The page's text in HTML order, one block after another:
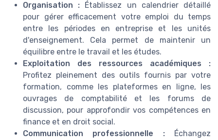
Organisation : Établissez un calendrier détaillé
pour gérer efficacement votre emploi du temps
entre les périodes en entreprise et les unités
d'enseignement. Cela permet de maintenir un
équilibre entre le travail et les études.
Exploitation des ressources académiques :
Profitez pleinement des outils fournis par votre
formation, comme les plateformes en ligne, les
ouvrages de comptabilité et les forums de
discussion, pour approfondir vos compétences en
finance et en droit social.
Communication professionnelle :Échangez